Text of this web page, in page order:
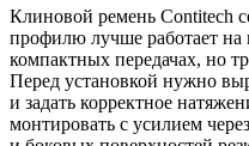
Клиновой ремень Contitech
профилю лучше работает
компактных передачах, но
Перед установкой нужно
и задать корректное
монтировать с усилием